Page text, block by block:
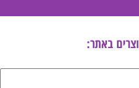
באתר: